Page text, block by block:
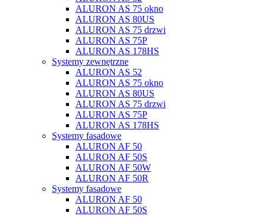
ALURON AS 75 okno
ALURON AS 80US
ALURON AS 75 drzwi
ALURON AS 75P
ALURON AS 178HS
Systemy zewnętrzne
ALURON AS 52
ALURON AS 75 okno
ALURON AS 80US
ALURON AS 75 drzwi
ALURON AS 75P
ALURON AS 178HS
Systemy fasadowe
ALURON AF 50
ALURON AF 50S
ALURON AF 50W
ALURON AF 50R
Systemy fasadowe
ALURON AF 50
ALURON AF 50S